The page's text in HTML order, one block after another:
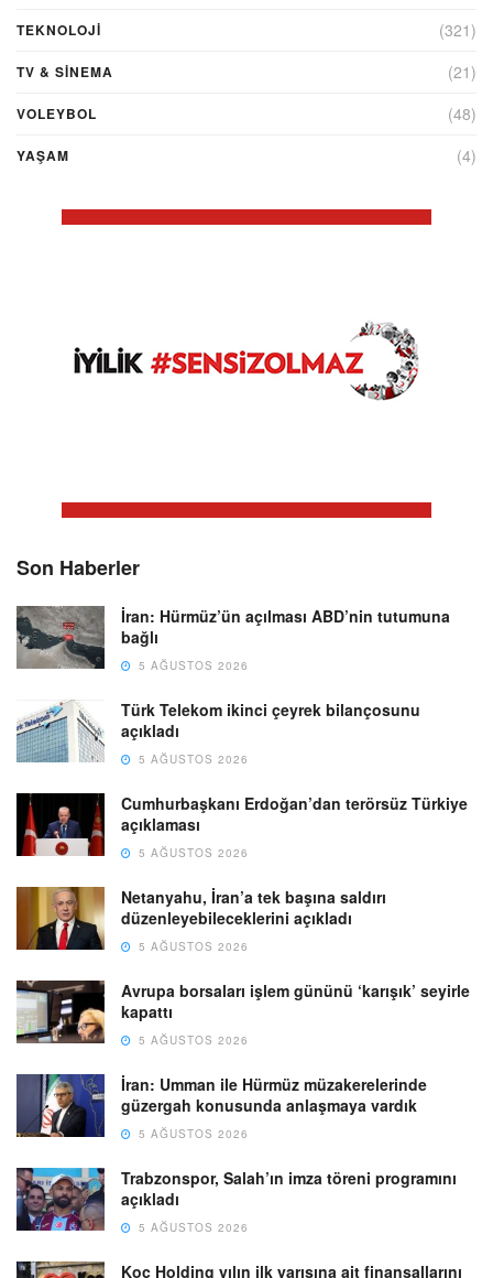
TEKNOLOJİ (321)
TV & SINEMA (21)
VOLEYBOL (48)
YAŞAM (4)
Son Haberler
İran: Hürmüz’ün açılması ABD’nin tutumuna
bağlı
5 AĞUSTOS 2026
Türk Telekom ikinci çeyrek bilançosunu
açıkladı
5 AĞUSTOS 2026
Cumhurbaşkanı Erdoğan’dan terörsüz Türkiye
açıklaması
5 AĞUSTOS 2026
Netanyahu, İran’a tek başına saldırı
düzenleyebileceklerini açıkladı
5 AĞUSTOS 2026
Avrupa borsaları işlem gününü ‘karışık’ seyirle
kapattı
5 AĞUSTOS 2026
İran: Umman ile Hürmüz müzakerelerinde
güzergah konusunda anlaşmaya vardık
5 AĞUSTOS 2026
Trabzonspor, Salah’ın imza töreni programını
açıkladı
5 AĞUSTOS 2026
Koç Holding yılın ilk yarısına ait finansallarını